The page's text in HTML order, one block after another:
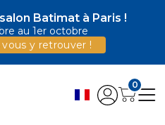
Batimat à Paris !
au 1er octobre
y retrouver !
0